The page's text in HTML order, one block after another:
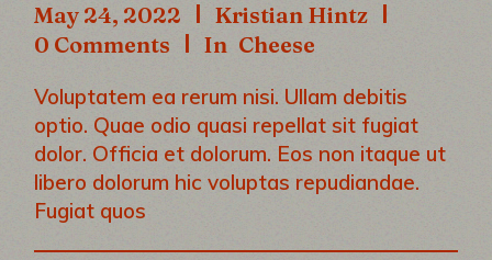
May 24, 2022
Kristian Hintz
0 Comments
In Cheese
Voluptatem ea rerum nisi. Ullam debitis
optio. Quae odio quasi repellat sit fugiat
dolor. Officia et dolorum. Eos non itaque ut
libero dolorum hic voluptas repudiandae.
Fugiat quos